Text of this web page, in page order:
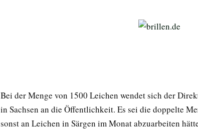
Bei der Menge von 1500 Leichen wendet sich der
in Sachsen an die Öffentlichkeit. Es sei die doppelte
sonst an Leichen in Särgen im Monat abzuarbeiten